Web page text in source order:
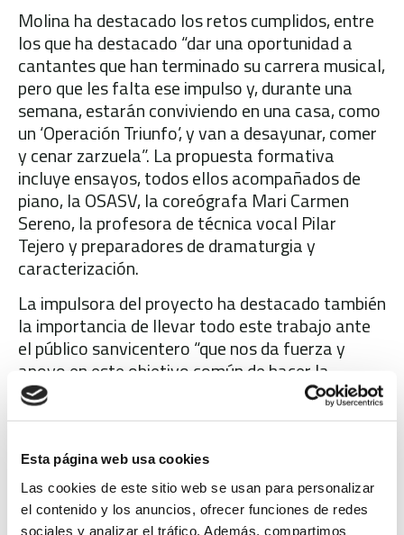
Esta página web usa cookies
Las cookies de este sitio web se usan para personalizar
el contenido y los anuncios, ofrecer funciones de redes
sociales y analizar el tráfico. Además, compartimos
Molina ha destacado los retos cumplidos, entre
los que ha destacado “dar una oportunidad a
cantantes que han terminado su carrera musical,
pero que les falta ese impulso y, durante una
semana, estarán conviviendo en una casa, como
un ‘Operación Triunfo’, y van a desayunar, comer
y cenar zarzuela”. La propuesta formativa
incluye ensayos, todos ellos acompañados de
piano, la OSASV, la coreógrafa Mari Carmen
Sereno, la profesora de técnica vocal Pilar
Tejero y preparadores de dramaturgia y
caracterización.
La impulsora del proyecto ha destacado también
la importancia de llevar todo este trabajo ante
el público sanvicentero “que nos da fuerza y
apoyo en este objetivo común de hacer la
zarzuela de todos y para todos, llegando a más
gente cada vez”.
Por su parte, Figueroa ha asegurado “que en tres
años se ha consolidado a nivel internacional este
proyecto pedagógico de zarzuela que nació en
San Vicente y ha ido creciendo hasta llegar a